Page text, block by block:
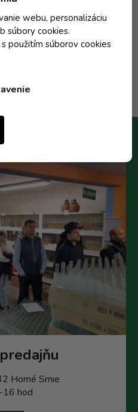
webu, personalizáciu
súbory cookies.
použitím súborov cookies
€/ ks
Horné Srnie
16 hod